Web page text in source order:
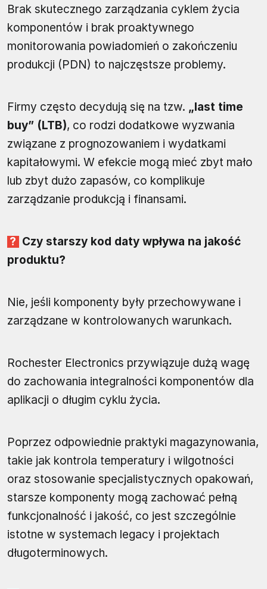
Brak skutecznego zarządzania cyklem życia
komponentów i brak proaktywnego
monitorowania powiadomień o zakończeniu
produkcji (PDN) to najczęstsze problemy.
Firmy często decydują się na tzw. „last time
buy” (LTB), co rodzi dodatkowe wyzwania
związane z prognozowaniem i wydatkami
kapitałowymi. W efekcie mogą mieć zbyt mało
lub zbyt dużo zapasów, co komplikuje
zarządzanie produkcją i finansami.
Czy starszy kod daty wpływa na jakość
produktu?
Nie, jeśli komponenty były przechowywane i
zarządzane w kontrolowanych warunkach.
Rochester Electronics przywiązuje dużą wagę
do zachowania integralności komponentów dla
aplikacji o długim cyklu życia.
Poprzez odpowiednie praktyki magazynowania,
takie jak kontrola temperatury i wilgotności
oraz stosowanie specjalistycznych opakowań,
starsze komponenty mogą zachować pełną
funkcjonalność i jakość, co jest szczególnie
istotne w systemach legacy i projektach
długoterminowych.